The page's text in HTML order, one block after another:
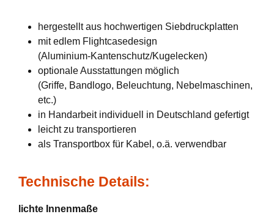
hergestellt aus hochwertigen Siebdruckplatten
mit edlem Flightcasedesign
(Aluminium-Kantenschutz/Kugelecken)
optionale Ausstattungen möglich
(Griffe, Bandlogo, Beleuchtung, Nebelmaschinen,
etc.)
in Handarbeit individuell in Deutschland gefertigt
leicht zu transportieren
als Transportbox für Kabel, o.ä. verwendbar
Technische Details:
lichte Innenmaße